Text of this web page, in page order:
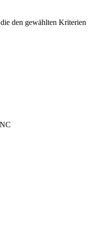
den gewählten Kriterien